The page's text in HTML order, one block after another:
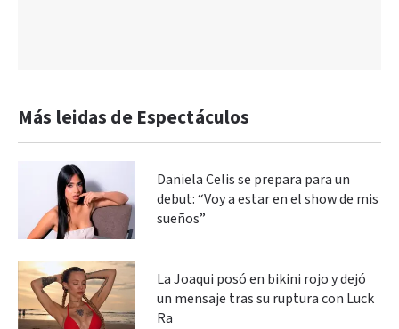
Más leidas de Espectáculos
Daniela Celis se prepara para un
debut: “Voy a estar en el show de mis
sueños”
La Joaqui posó en bikini rojo y dejó
un mensaje tras su ruptura con Luck
Ra